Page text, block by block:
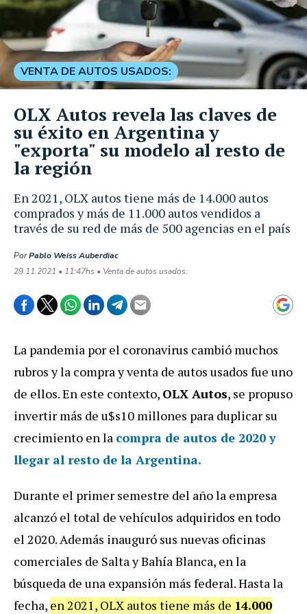
En 2021, OLX autos tiene más de 14.000 autos
comprados y más de 11.000 autos vendidos a
través de su red de más de 500 agencias en el país
PorPablo Weiss Auberdiac
29.11.2021 • 11:47hs • Venta de autos usados:
VENTA DE AUTOS USADOS:
OLX Autos revela las claves de
su éxito en Argentina y
"exporta" su modelo al resto de
la región
La pandemia por el coronavirus cambió muchos
rubros y la compra y venta de autos usados fue uno
de ellos. En este contexto, OLX Autos, se propuso
invertir más de u$s10 millones para duplicar su
crecimiento en la compra de autos de 2020 y
llegar al resto de la Argentina.
Durante el primer semestre del año la empresa
alcanzó el total de vehículos adquiridos en todo
el 2020. Además inauguró sus nuevas oficinas
comerciales de Salta y Bahía Blanca, en la
búsqueda de una expansión más federal. Hasta la
fecha, en 2021, OLX autos tiene más de 14.000